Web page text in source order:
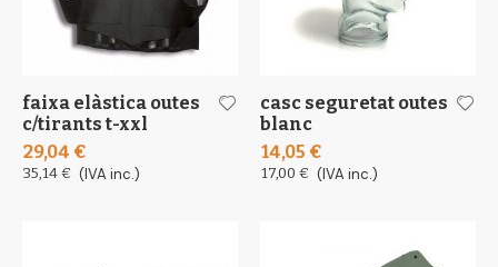
faixa elàstica outes
c/tirants t-xxl
29,04 €
35,14 € (IVA inc.)
casc seguretat outes
blanc
14,05 €
17,00 € (IVA inc.)